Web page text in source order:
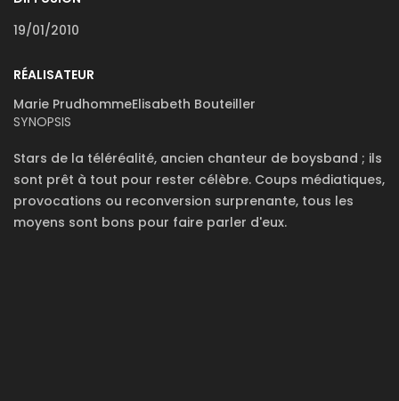
19/01/2010
RÉALISATEUR
Marie PrudhommeElisabeth Bouteiller
SYNOPSIS
Stars de la téléréalité, ancien chanteur de boysband ; ils
sont prêt à tout pour rester célèbre. Coups médiatiques,
provocations ou reconversion surprenante, tous les
moyens sont bons pour faire parler d'eux.